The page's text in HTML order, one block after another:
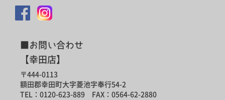
■お問い合わせ
【幸田店】
〒444-0113
額田郡幸田町大字菱池字奉行54-2
TEL：0120-623-889 FAX：0564-62-2880